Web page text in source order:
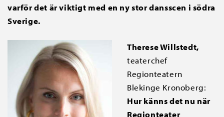
varför det är viktigt med en ny stor dansscen i södra
Sverige.
Therese Willstedt,
teaterchef
Regionteatern
Blekinge Kronoberg:
Hur känns det nu när
Regionteater